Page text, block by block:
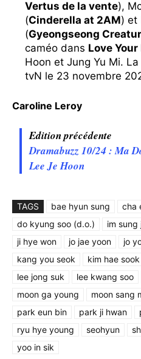
Vertus de la vente),
(Cinderella at 2AM) et
(Gyeongseong
caméo dans Love Your
Hoon et Jung Yu Mi.
tvN le 23 novembre
Caroline Leroy
Edition précédente
Dramabuzz 10/24 : Ma
Lee Je Hoon
TAGS bae hyun sung cha
do kyung soo (d.o.)
im sung
ji hye won
jo jae yoon jo
kang you seok
kim hae sook
lee jong suk
lee kwang soo
moon ga young
moon sang
park eun bin
park ji hwan
ryu hye young
seohyun
yoo in sik